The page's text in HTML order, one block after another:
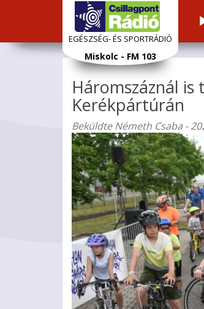
Ugrás
EGÉSZSÉG- ÉS SPORTRÁDIÓ
Miskolc - FM 103
Háromszáznál
Kerékpártúrán
BeküldteNémeth Csaba -